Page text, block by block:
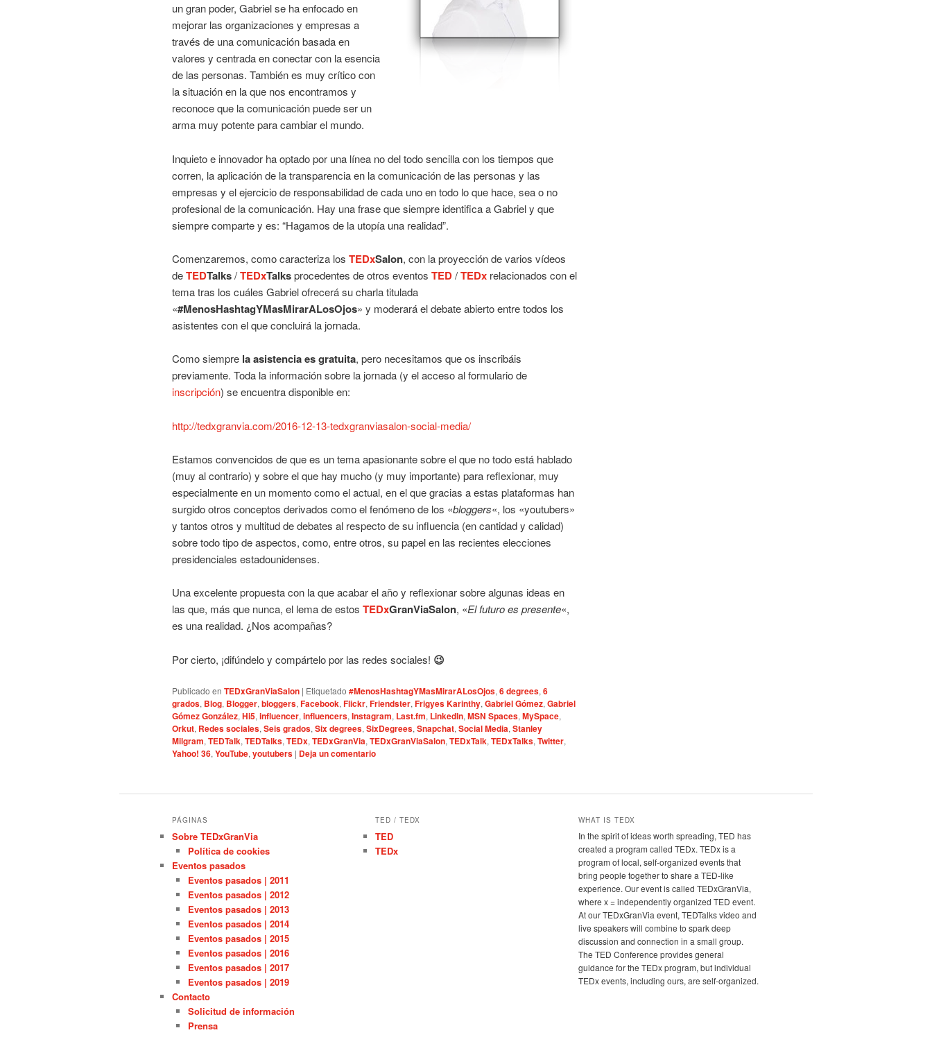
un gran poder, Gabriel se ha enfocado en
mejorar las organizaciones y empresas a
través de una comunicación basada en
valores y centrada en conectar con la esencia
de las personas. También es muy crítico con
la situación en la que nos encontramos y
reconoce que la comunicación puede ser un
arma muy potente para cambiar el mundo.
Inquieto e innovador ha optado por una línea no del todo sencilla con los tiempos que
corren, la aplicación de la transparencia en la comunicación de las personas y las
empresas y el ejercicio de responsabilidad de cada uno en todo lo que hace, sea o no
profesional de la comunicación. Hay una frase que siempre identifica a Gabriel y que
siempre comparte y es: “Hagamos de la utopía una realidad”.
Comenzaremos, como caracteriza los TEDxSalon, con la proyección de varios vídeos
deTEDTalks/TEDxTalksprocedentes de otros eventos TED/TEDx relacionados con el
tema tras los cuáles Gabriel ofrecerá su charla titulada
«#MenosHashtagYMasMirarALosOjos» y moderará el debate abierto entre todos los
asistentes con el que concluirá la jornada.
Como siempre la asistencia es gratuita, pero necesitamos que os inscribáis
previamente. Toda la información sobre la jornada (y el acceso al formulario de
inscripción) se encuentra disponible en:
http://tedxgranvia.com/2016-12-13-tedxgranviasalon-social-media/
Estamos convencidos de que es un tema apasionante sobre el que no todo está hablado
(muy al contrario) y sobre el que hay mucho (y muy importante) para reflexionar, muy
especialmente en un momento como el actual, en el que gracias a estas plataformas han
surgido otros conceptos derivados como el fenómeno de los «bloggers«, los «youtubers»
y tantos otros y multitud de debates al respecto de su influencia (en cantidad y calidad)
sobre todo tipo de aspectos, como, entre otros, su papel en las recientes elecciones
presidenciales estadounidenses.
Una excelente propuesta con la que acabar el año y reflexionar sobre algunas ideas en
las que, más que nunca, el lema de estos TEDxGranViaSalon, «El futuro es presente«,
es una realidad. ¿Nos acompañas?
Por cierto, ¡difúndelo y compártelo por las redes sociales! 😉
Publicado en TEDxGranViaSalon | Etiquetado #MenosHashtagYMasMirarALosOjos, 6 degrees, 6
grados, Blog, Blogger, bloggers, Facebook, Flickr, Friendster, Frigyes Karinthy, Gabriel Gómez, Gabriel
Gómez González, Hi5, influencer, influencers, Instagram, Last.fm, LinkedIn, MSN Spaces, MySpace,
Orkut, Redes sociales, Seis grados, Six degrees, SixDegrees, Snapchat, Social Media, Stanley
Milgram, TEDTalk, TEDTalks, TEDx, TEDxGranVia, TEDxGranViaSalon, TEDxTalk, TEDxTalks, Twitter,
Yahoo! 36, YouTube, youtubers | Deja un comentario
PÁGINAS
Sobre TEDxGranVia
Política de cookies
Eventos pasados
Eventos pasados | 2011
Eventos pasados | 2012
Eventos pasados | 2013
Eventos pasados | 2014
Eventos pasados | 2015
Eventos pasados | 2016
Eventos pasados | 2017
Eventos pasados | 2019
Contacto
Solicitud de información
Prensa
TED / TEDX
TED
TEDx
WHAT IS TEDX
In the spirit of ideas worth spreading, TED has
created a program called TEDx. TEDx is a
program of local, self-organized events that
bring people together to share a TED-like
experience. Our event is called TEDxGranVia,
where x = independently organized TED event.
At our TEDxGranVia event, TEDTalks video and
live speakers will combine to spark deep
discussion and connection in a small group.
The TED Conference provides general
guidance for the TEDx program, but individual
TEDx events, including ours, are self-organized.